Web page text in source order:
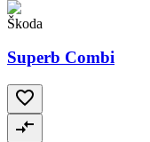
Škoda
Superb Combi